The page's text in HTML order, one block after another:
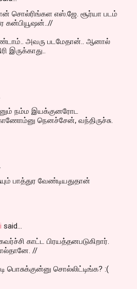
சொல்ரிங்கள எஸ்.ஜே. சூர்யா படம்
கன்பியூஷன்..//
அவரு படமேதான்.. ஆனால்
இருக்காது..
நம்ம இயக்குனரோட
நெனச்சேன், வந்திருச்சு.
பாத்துர வேண்டியதுதான்
said…
காட்ட பிரயத்தனபடுகிறார்.
//
பொசுக்குன்னு சொல்லிட்டிங்க? :(